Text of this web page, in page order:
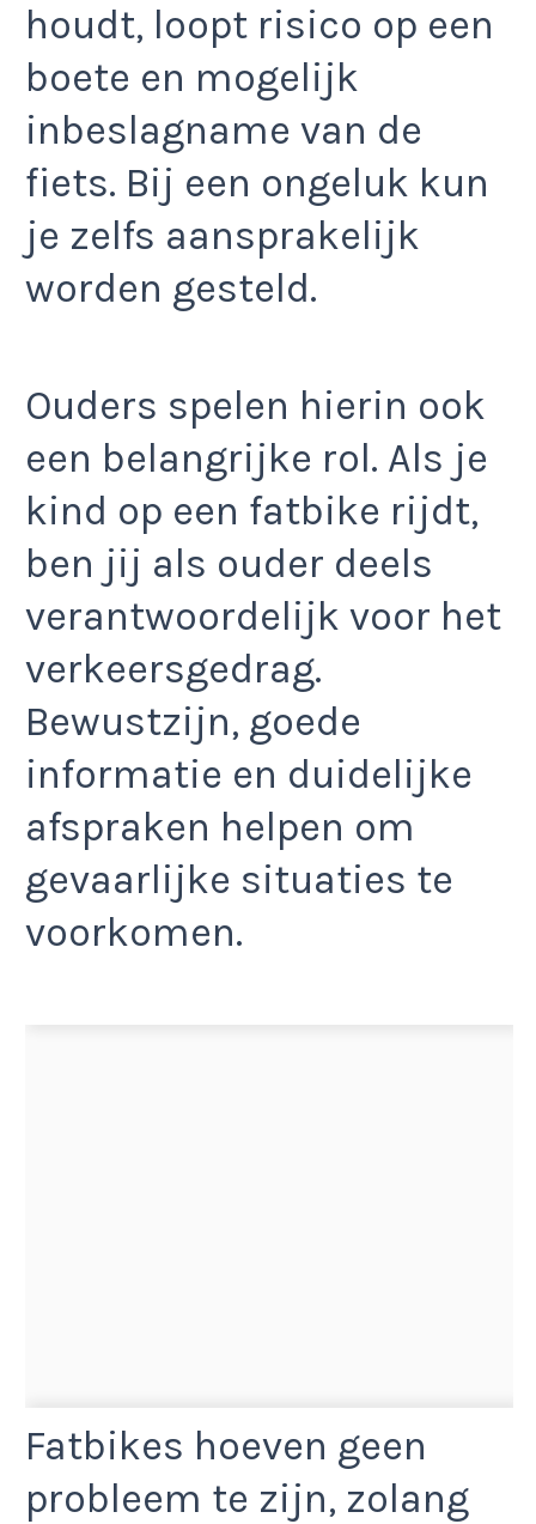
houdt, loopt risico op een
boete en mogelijk
inbeslagname van de
fiets. Bij een ongeluk kun
je zelfs aansprakelijk
worden gesteld.
Ouders spelen hierin ook
een belangrijke rol. Als je
kind op een fatbike rijdt,
ben jij als ouder deels
verantwoordelijk voor het
verkeersgedrag.
Bewustzijn, goede
informatie en duidelijke
afspraken helpen om
gevaarlijke situaties te
voorkomen.
Fatbikes hoeven geen
probleem te zijn, zolang